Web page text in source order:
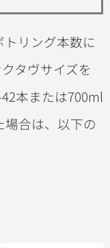
リング本数に
タヴサイズを
本または700ml
合は、以下の